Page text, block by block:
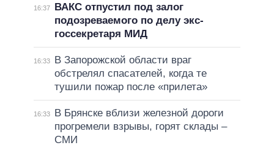
16:37
ВАКС отпустил под залог
подозреваемого по делу экс-
госсекретаря МИД
16:33
В Запорожской области враг
обстрелял спасателей, когда те
тушили пожар после «прилета»
16:33
В Брянске вблизи железной дороги
прогремели взрывы, горят склады –
СМИ